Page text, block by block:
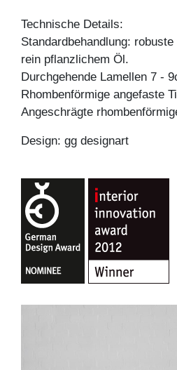
Technische Details:
Standardbehandlung:
rein pflanzlichem Öl.
Durchgehende Lamellen 7 -
Rhombenförmige angefaste
Angeschrägte
Design: gg designart